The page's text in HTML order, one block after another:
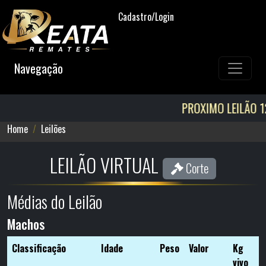
Cadastro/Login
Navegação
PROXIMO LEILÃO 12/08!
Home Leilões
LEILÃO VIRTUAL Corte
Médias do Leilão
Machos
Classificação Idade Peso Valor
Kg
vivo